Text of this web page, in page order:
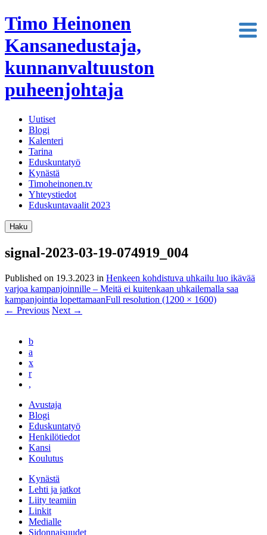
Timo Heinonen
Kansanedustaja,
kunnanvaltuuston
puheenjohtaja
Uutiset
Blogi
Kalenteri
Tarina
Eduskuntatyö
Kynästä
Timoheinonen.tv
Yhteystiedot
Eduskuntavaalit 2023
Haku
signal-2023-03-19-074919_004
Published on 19.3.2023 in Henkeen kohdistuva uhkailu luo ikävää
varjoa kampanjoinnille – Meitä ei kuitenkaan uhkailemalla saa
kampanjointia lopettamaanFull resolution (1200 × 1600)
← Previous Next →
b
a
x
r
,
Avustaja
Blogi
Eduskuntatyö
Henkilötiedot
Kansi
Koulutus
Kynästä
Lehti ja jatkot
Liity teamiin
Linkit
Medialle
Sidonnaisuudet